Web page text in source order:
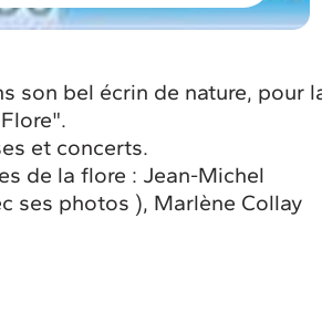
son bel écrin de nature, pour
et concerts.
de la flore : Jean-Michel
ses photos ), Marlène Collay